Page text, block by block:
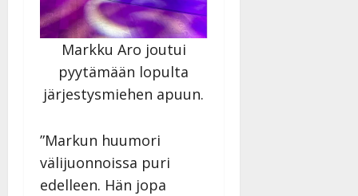
Markku Aro joutui
pyytämään lopulta
järjestysmiehen apuun.
”Markun huumori
välijuonnoissa puri
edelleen. Hän jopa